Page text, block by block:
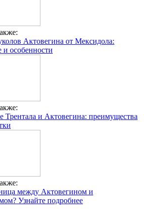
Актовегина от Мексидола:
и особенности
Трентала и Актовегина: преимущества
между Актовегином и
Узнайте подробнее